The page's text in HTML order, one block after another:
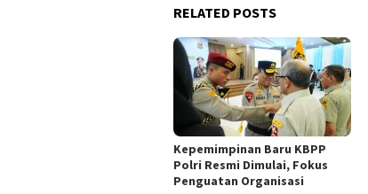
RELATED POSTS
Kepemimpinan Baru KBPP
Polri Resmi Dimulai, Fokus
Penguatan Organisasi